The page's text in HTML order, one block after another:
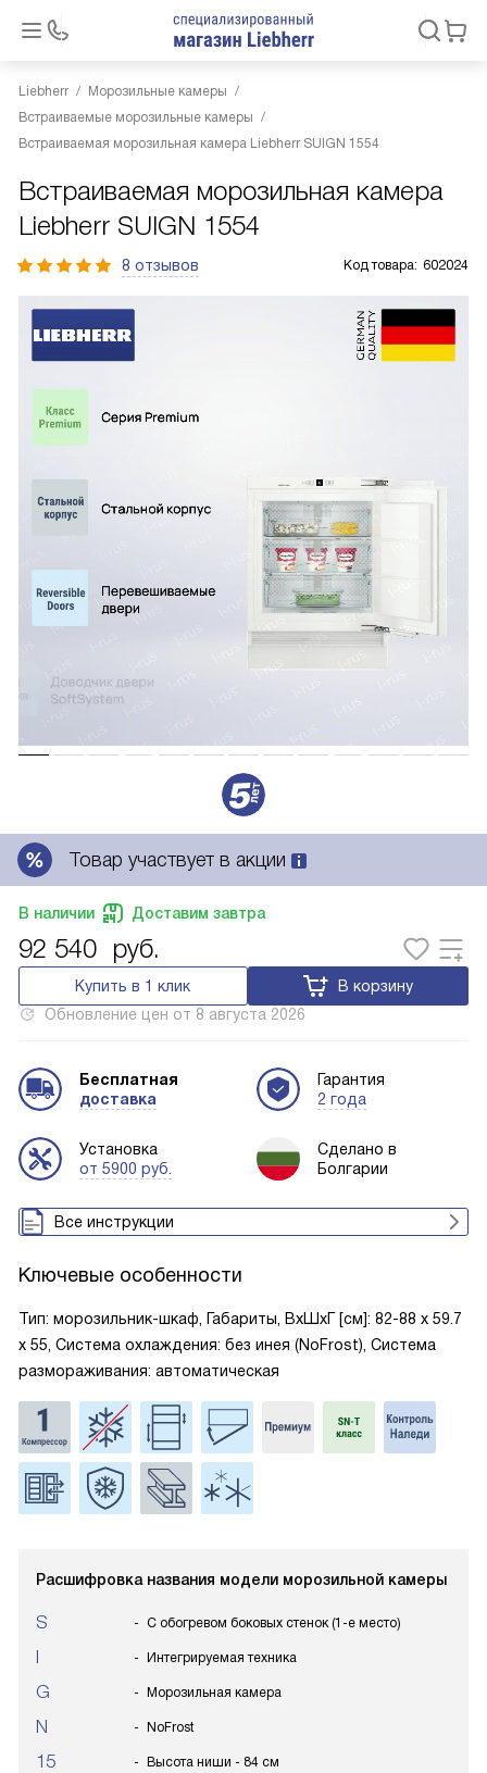
Liebherr
Морозильные камеры
Встраиваемые морозильные камеры
Встраиваемая морозильная камера Liebherr SUIGN 1554
Встраиваемая морозильная камера
Liebherr SUIGN 1554
8 отзывов Код товара: 602024
Товар участвует в акции
В наличии Доставим завтра
92 540 руб.
Купить в 1 клик
В корзину
Обновление цен от 8 августа 2026
Бесплатная
доставка
Установка
от 5900 руб.
Гарантия
2 года
Сделано в
Болгарии
Все инструкции
Ключевые особенности
Тип: морозильник-шкаф, Габариты, ВxШxГ [см]: 82-88 х 59.7
х 55, Система охлаждения: без инея (NoFrost), Система
размораживания: автоматическая
Расшифровка названия модели морозильной камеры
S С обогревом боковых стенок (1-е место)
I Интегрируемая техника
G Морозильная камера
N NoFrost
15 Высота ниши - 84 см